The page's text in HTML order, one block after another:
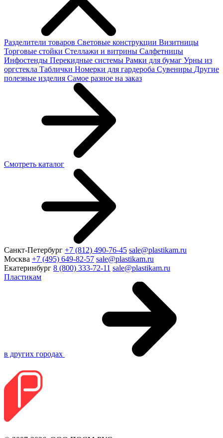
Разделители товаров Световые конструкции Визитницы
Торговые стойки Cтеллажи и витрины Салфетницы
Инфостенды Перекидные системы Рамки для бумаг Урны из
оргстекла Таблички Номерки для гардероба Сувениры Другие
полезные изделия Самое разное на заказ
Смотреть каталог
Санкт-Петербург +7 (812) 490-76-45 sale@plastikam.ru
Москва +7 (495) 649-82-57 sale@plastikam.ru
Екатеринбург 8 (800) 333-72-11 sale@plastikam.ru
Пластикам
в других городах